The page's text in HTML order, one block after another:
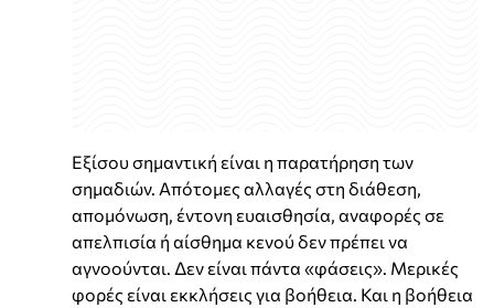
Εξίσου σημαντική είναι η παρατήρηση των
σημαδιών. Απότομες αλλαγές στη διάθεση,
απομόνωση, έντονη ευαισθησία, αναφορές σε
απελπισία ή αίσθημα κενού δεν πρέπει να
αγνοούνται. Δεν είναι πάντα «φάσεις». Μερικές
φορές είναι εκκλήσεις για βοήθεια. Και η βοήθεια